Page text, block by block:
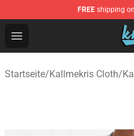
FREE shipping
Open menu
KallMeKris Store -
Startseite/Kallmekris Cloth/